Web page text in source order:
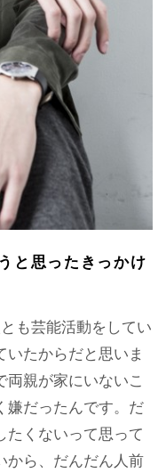
と思ったきっかけ
芸能活動をしてい
たからだと思いま
親が家にいないこ
嫌だったんです。だ
たくないって思って
から、だんだん人前